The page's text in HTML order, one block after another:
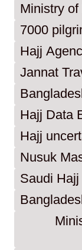
Ministry
7000
Hajj
Jannat
Hajj Data
Hajj
Nusuk
Saudi